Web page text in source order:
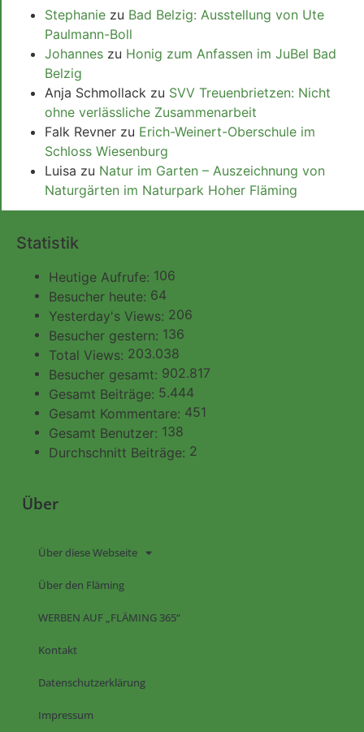
Stephanie zu Bad Belzig: Ausstellung von Ute
Paulmann-Boll
Johannes zu Honig zum Anfassen im JuBel Bad
Belzig
Anja Schmollack zu SVV Treuenbrietzen: Nicht
ohne verlässliche Zusammenarbeit
Falk Revner zu Erich-Weinert-Oberschule im
Schloss Wiesenburg
Luisa zu Natur im Garten – Auszeichnung von
Naturgärten im Naturpark Hoher Fläming
Statistik
Heutige Aufrufe: 106
Besucher heute: 64
Yesterday's Views: 206
Besucher gestern: 136
Total Views: 203.038
Besucher gesamt: 902.817
Gesamt Beiträge: 5.444
Gesamt Kommentare: 451
Gesamt Benutzer: 138
Durchschnitt Beiträge: 2
Über
Über diese Webseite
Über den Fläming
WERBEN AUF „FLÄMING 365“
Kontakt
Datenschutzerklärung
Impressum